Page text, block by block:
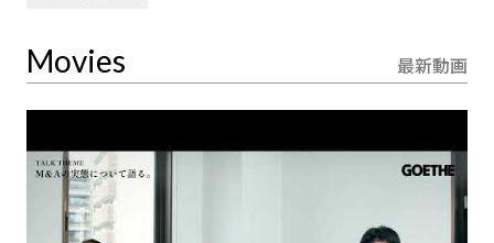
Movies 最新動画